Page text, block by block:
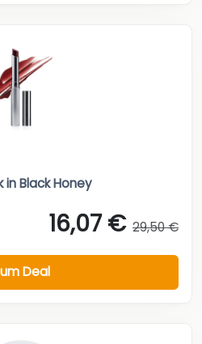
in Black Honey
16,07 € 29,50 €
Deal